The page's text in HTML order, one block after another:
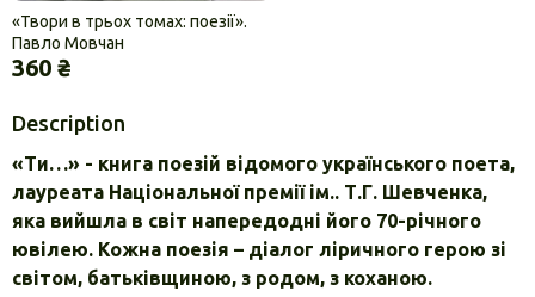
«Твори в трьох томах: поезії».
Павло Мовчан
360 ₴
Description
«Ти…» - книга поезій відомого українського поета,
лауреата Національної премії ім.. Т.Г. Шевченка,
яка вийшла в світ напередодні його 70-річного
ювілею. Кожна поезія – діалог ліричного герою зі
світом, батьківщиною, з родом, з коханою.